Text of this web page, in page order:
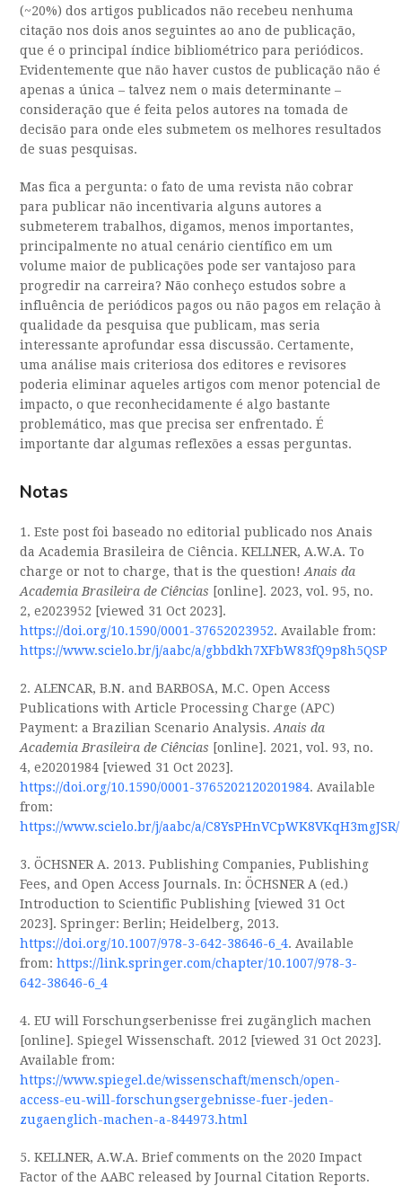
(~20%) dos artigos publicados não recebeu nenhuma
citação nos dois anos seguintes ao ano de publicação,
que é o principal índice bibliométrico para periódicos.
Evidentemente que não haver custos de publicação não é
apenas a única – talvez nem o mais determinante –
consideração que é feita pelos autores na tomada de
decisão para onde eles submetem os melhores resultados
de suas pesquisas.
Mas fica a pergunta: o fato de uma revista não cobrar
para publicar não incentivaria alguns autores a
submeterem trabalhos, digamos, menos importantes,
principalmente no atual cenário científico em um
volume maior de publicações pode ser vantajoso para
progredir na carreira? Não conheço estudos sobre a
influência de periódicos pagos ou não pagos em relação à
qualidade da pesquisa que publicam, mas seria
interessante aprofundar essa discussão. Certamente,
uma análise mais criteriosa dos editores e revisores
poderia eliminar aqueles artigos com menor potencial de
impacto, o que reconhecidamente é algo bastante
problemático, mas que precisa ser enfrentado. É
importante dar algumas reflexões a essas perguntas.
Notas
1. Este post foi baseado no editorial publicado nos Anais
da Academia Brasileira de Ciência. KELLNER, A.W.A. To
charge or not to charge, that is the question!Anais da
Academia Brasileira de Ciências [online]. 2023, vol. 95, no.
2, e2023952 [viewed 31 Oct 2023].
https://doi.org/10.1590/0001-37652023952. Available from:
https://www.scielo.br/j/aabc/a/gbbdkh7XFbW83fQ9p8h5QSP
2. ALENCAR, B.N. and BARBOSA, M.C. Open Access
Publications with Article Processing Charge (APC)
Payment: a Brazilian Scenario Analysis.Anais da
Academia Brasileira de Ciências [online]. 2021, vol. 93, no.
4, e20201984 [viewed 31 Oct 2023].
https://doi.org/10.1590/0001-3765202120201984. Available
from:
https://www.scielo.br/j/aabc/a/C8YsPHnVCpWK8VKqH3mgJSR/
3. ÖCHSNER A. 2013. Publishing Companies, Publishing
Fees, and Open Access Journals. In: ÖCHSNER A (ed.)
Introduction to Scientific Publishing [viewed 31 Oct
2023]. Springer: Berlin; Heidelberg, 2013.
https://doi.org/10.1007/978-3-642-38646-6_4. Available
from:https://link.springer.com/chapter/10.1007/978-3-
642-38646-6_4
4. EU will Forschungserbenisse frei zugänglich machen
[online]. Spiegel Wissenschaft. 2012 [viewed 31 Oct 2023].
Available from:
https://www.spiegel.de/wissenschaft/mensch/open-
access-eu-will-forschungsergebnisse-fuer-jeden-
zugaenglich-machen-a-844973.html
5. KELLNER, A.W.A. Brief comments on the 2020 Impact
Factor of the AABC released by Journal Citation Reports.